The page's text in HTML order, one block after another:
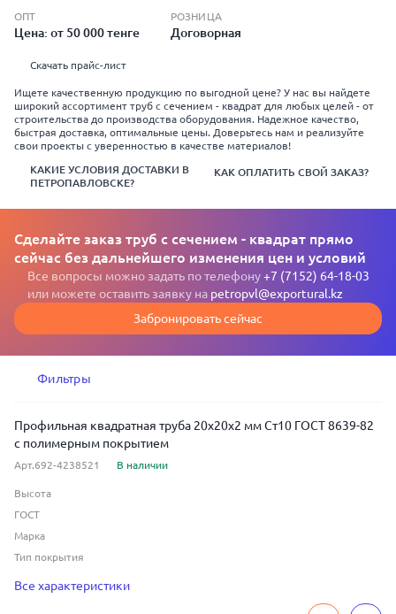
ОПТ
Цена: от 50 000 тенге
РОЗНИЦА
Договорная
Скачать прайс-лист
Ищете качественную продукцию по выгодной цене? У нас вы найдете
широкий ассортимент труб с сечением - квадрат для любых целей - от
строительства до производства оборудования. Надежное качество,
быстрая доставка, оптимальные цены. Доверьтесь нам и реализуйте
свои проекты с уверенностью в качестве материалов!
КАКИЕ УСЛОВИЯ ДОСТАВКИ В
ПЕТРОПАВЛОВСКЕ?
КАК ОПЛАТИТЬ СВОЙ ЗАКАЗ?
Сделайте заказ труб с сечением - квадрат прямо
сейчас без дальнейшего изменения цен и условий
Все вопросы можно задать по телефону+7 (7152) 64-18-03
или можете оставить заявку на petropvl@exportural.kz
Забронировать сейчас
Фильтры
Профильная квадратная труба 20x20x2 мм Ст10 ГОСТ 8639-82
с полимерным покрытием
Арт.692-4238521 В наличии
Высота
ГОСТ
Марка
Тип покрытия
Все характеристики